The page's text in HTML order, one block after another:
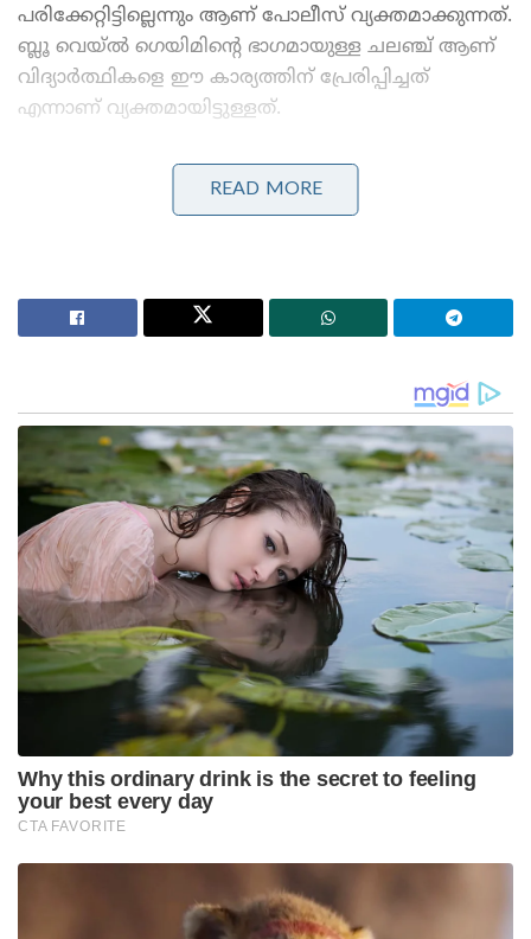
പരിക്കേറ്റിട്ടില്ലെന്നും ആണ് പോലീസ് വ്യക്തമാക്കുന്നത്.
ബ്ലൂ വെയ്ൽ ഗെയിമിന്റെ ഭാഗമായുള്ള ചലഞ്ച് ആണ്
വിദ്യാർത്ഥികളെ ഈ കാര്യത്തിന് പ്രേരിപ്പിച്ചത്
എന്നാണ് വ്യക്തമായിട്ടുള്ളത്.
Stories you may like
തീവ്രവാദ പ്രചാരണത്തിനെതിരെ ശക്തമായ
നടപടികളുമായി ഫഡ്നാവിസ് ; തീവ്രനിലപാടുള്ള 114
രക്ഷിതാക്കളിലും സ്കൂൾ അധികൃതരിലും വലിയ
ആശങ്കയാണ് ഈ സംഭവം സൃഷ്ടിച്ചിട്ടുള്ളത്. ഏഴാം
ക്ലാസ് വിദ്യാർത്ഥികളാണ് ഇത്തരത്തിൽ
അപകടകരമായ ഒരു കളി നടത്തിയത്. വീട്ടിലെത്തിയ
കുട്ടികളുടെ കൈകളിലെ മുറിവ് ശ്രദ്ധയിൽപ്പെട്ട
രക്ഷിതാക്കൾ അന്വേഷിച്ചപ്പോഴാണ് വിവരങ്ങൾ
പുറത്തുവന്നത്. തുടർന്ന് ഗ്രാമത്തിലെ സർപഞ്ചും
രക്ഷിതാക്കളും ചേർന്ന് പോലീസ് സ്റ്റേഷനിൽ പരാതി
നൽകുകയായിരുന്നു. സംഭവത്തിൽ ശക്തമായ നടപടി
സ്വീകരിക്കുമെന്ന് ബഗസാര പോലീസ് വ്യക്തമാക്കി.
Tags: gujarat blue whale game
READ MORE